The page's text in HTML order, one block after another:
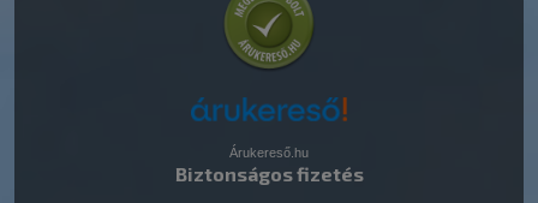
Árukereső.hu
Biztonságos fizetés